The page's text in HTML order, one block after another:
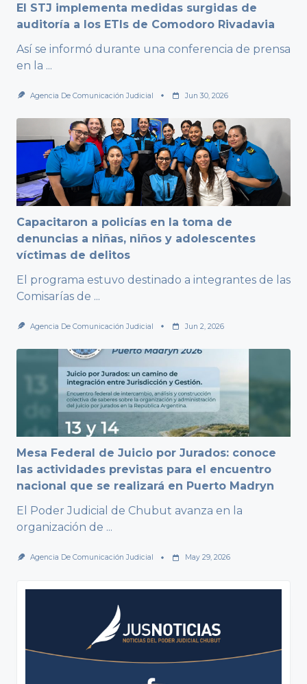
El STJ implementa medidas surgidas de
auditoría a los ETIs de Comodoro Rivadavia
Así se informó durante una conferencia de prensa
en la ...
Agencia De Comunicación Judicial Jun 30, 2026
Capacitaron a policías en la toma de
denuncias a niñas, niños y adolescentes
víctimas de delitos
El programa estuvo destinado a integrantes de las
Comisarías de ...
Agencia De Comunicación Judicial Jun 2, 2026
Mesa Federal de Juicio por Jurados: conoce
las actividades previstas para el encuentro
nacional que se realizará en Puerto Madryn
El Poder Judicial de Chubut avanza en la
organización de ...
Agencia De Comunicación Judicial May 29, 2026